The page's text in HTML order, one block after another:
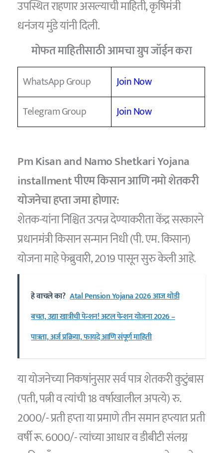
उपस्थित राहणार असल्याची माहिती, कृषिमंत्री
धनंजय मुंडे यांनी दिली.
मोफत माहितीसाठी आमचा ग्रुप जॉईन करा
WhatsApp Group
Join Now
Telegram Group
Join Now
Pm Kisan and Namo Shetkari Yojana
installment पीएम किसान आणि नमो शेतकरी
योजनेचा हप्ता जमा होणार:
शेतक-यांना निश्चित उत्पन्न देण्याकरीता केंद्र सरकारने
प्रधानमंत्री किसान सन्मान निधी (पी. एम. किसान)
योजना माहे फेब्रुवारी, 2019 पासून सुरु केली आहे.
हे वाचले का? Atal Pension Yojana 2026 आज थोडी
बचत, उद्या खात्रीची पेन्शन! अटल पेन्शन योजना 2026 –
पात्रता, अर्ज प्रक्रिया, फायदे आणि संपूर्ण माहिती
या योजनेच्या निकषांनुसार सर्व पात्र शेतकरी कुटुंबास
(पती, पत्नी व त्यांची 18 वर्षाखालील अपत्ये) रु.
2000/- प्रती हप्ता या प्रमाणे तीन समान हप्त्यात प्रती
वर्षी रू. 6000/- त्यांच्या आधार व डीबीटी संलग्न